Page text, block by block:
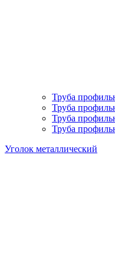
Труба
Труба
Труба
Труба
Уголок металлический